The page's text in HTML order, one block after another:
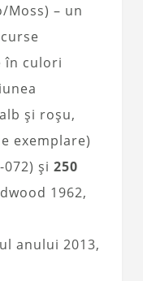
Moss) – un
în culori
și roșu,
exemplare)
072) și 250
1962,
anului 2013,